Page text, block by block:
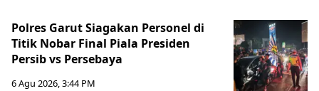
Polres Garut Siagakan Personel di
Titik Nobar Final Piala Presiden
Persib vs Persebaya
6 Agu 2026, 3:44 PM